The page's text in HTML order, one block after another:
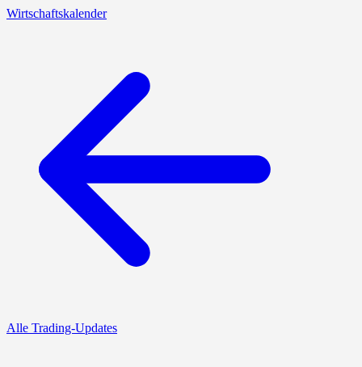
Wirtschaftskalender
Alle Trading-Updates